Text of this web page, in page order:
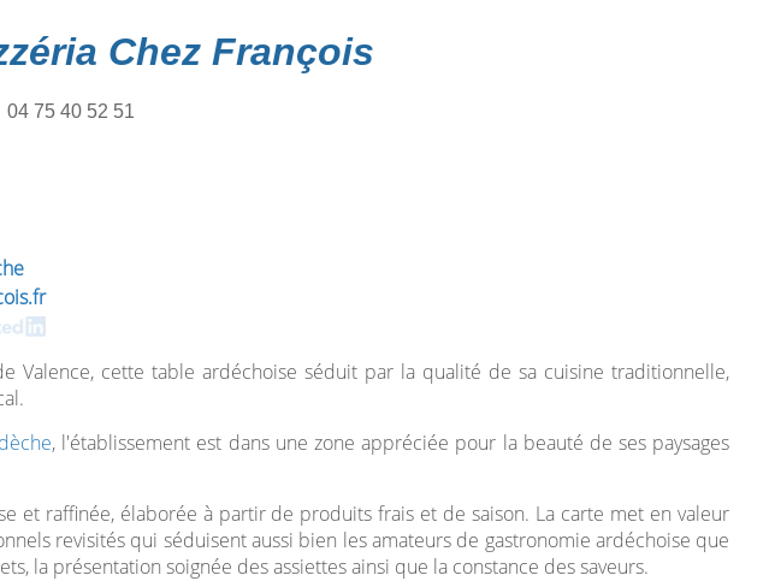
Chez François
04 75 40 52 51
Valence, cette table ardéchoise séduit par la qualité de sa cuisine traditionnelle,
, l'établissement est dans une zone appréciée pour la beauté de ses paysages
et raffinée, élaborée à partir de produits frais et de saison. La carte met en valeur
revisités qui séduisent aussi bien les amateurs de gastronomie ardéchoise que
la présentation soignée des assiettes ainsi que la constance des saveurs.